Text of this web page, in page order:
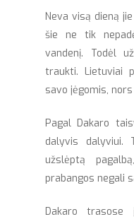
Neva visą dieną
šie ne tik
vandenį. Todėl
traukti. Lietuviai
savo jėgomis,
Pagal Dakaro
dalyvis dalyviui.
užslėptą
prabangos negali
Dakaro trasose